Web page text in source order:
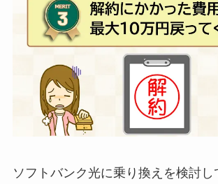
ソフトバンク光に乗り換えを検討し